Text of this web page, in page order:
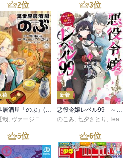
2位
荷
異世界居酒屋「のぶ」(22)
哉, ヴァージニア二等兵 ,転
3位
新着
悪役令嬢レベル99 ～私は裏ボスですが魔王ではありません～ その６
のこみ, 七夕さとり , Tea
5位 6位